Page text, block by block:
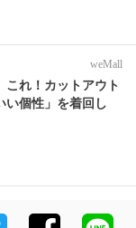
weMall
これ！カットアウト
い個性」を着回し